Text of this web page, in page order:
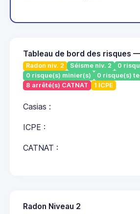
Tableau de bord des risques —
Radon niv. 2 Séisme niv. 2
0
0 risque(s) minier(s)
0 risque(s)
8 arrêté(s) CATNAT
1 ICPE
Casias :
ICPE :
CATNAT :
Radon Niveau 2